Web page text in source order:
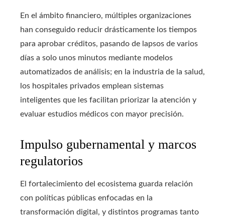
En el ámbito financiero, múltiples organizaciones
han conseguido reducir drásticamente los tiempos
para aprobar créditos, pasando de lapsos de varios
días a solo unos minutos mediante modelos
automatizados de análisis; en la industria de la salud,
los hospitales privados emplean sistemas
inteligentes que les facilitan priorizar la atención y
evaluar estudios médicos con mayor precisión.
Impulso gubernamental y marcos
regulatorios
El fortalecimiento del ecosistema guarda relación
con políticas públicas enfocadas en la
transformación digital, y distintos programas tanto